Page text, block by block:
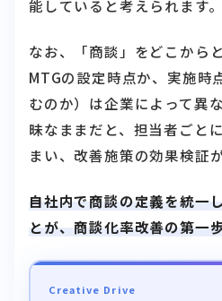
能していると考えられます。
なお、「商談」をどこから
MTGの設定時点か、実施時
むのか）は企業によって異
昧なままだと、担当者ごと
まい、改善施策の効果検証
自社内で商談の定義を統一
とが、商談化率改善の第一
Creative Drive